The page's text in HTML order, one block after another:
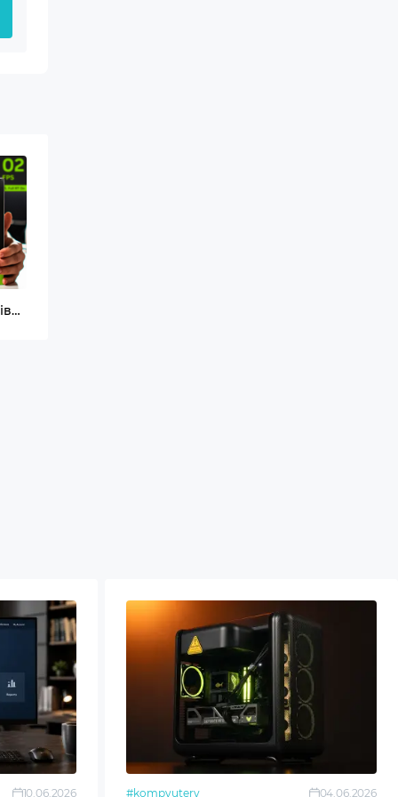
На що спроможна RTX 5070 порівняно з RTX 5070 TI
10.06.2026 #kompyutery 04.06.2026